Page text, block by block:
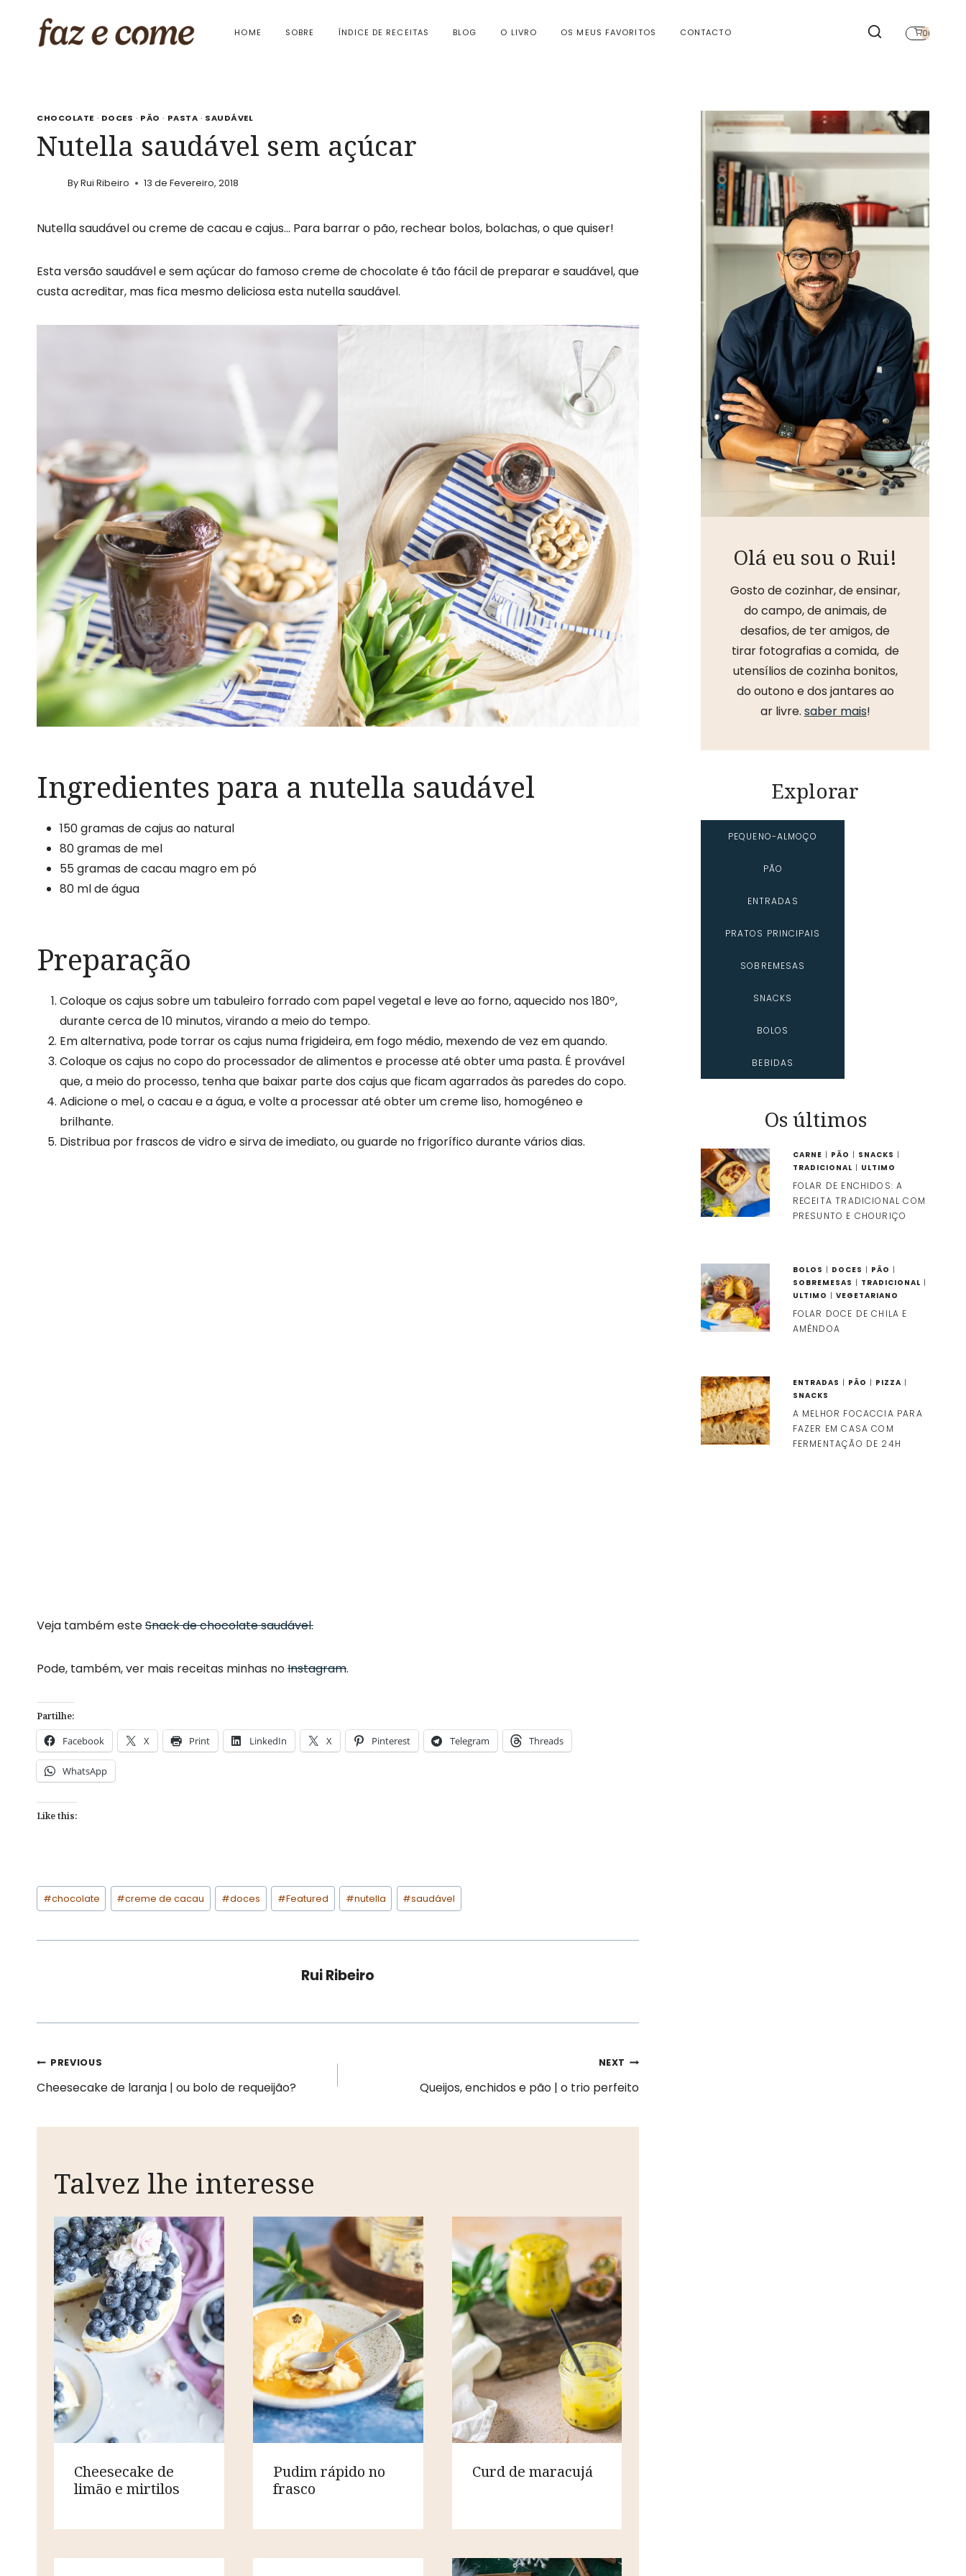
content
HOME SOBRE ÍNDICE DE RECEITAS BLOG O LIVRO OS MEUS FAVORITOS CONTACTO 0
CHOCOLATE · DOCES · PÃO · PASTA · SAUDÁVEL
Nutella saudável sem açúcar
ByRui Ribeiro 13 de Fevereiro, 2018
Nutella saudável ou creme de cacau e cajus… Para barrar o pão, rechear bolos, bolachas, o que quiser!
Esta versão saudável e sem açúcar do famoso creme de chocolate é tão fácil de preparar e saudável, que
custa acreditar, mas fica mesmo deliciosa esta nutella saudável.
Ingredientes para a nutella saudável
150 gramas de cajus ao natural
80 gramas de mel
55 gramas de cacau magro em pó
80 ml de água
Preparação
Coloque os cajus sobre um tabuleiro forrado com papel vegetal e leve ao forno, aquecido nos 180º,
durante cerca de 10 minutos, virando a meio do tempo.
Em alternativa, pode torrar os cajus numa frigideira, em fogo médio, mexendo de vez em quando.
Coloque os cajus no copo do processador de alimentos e processe até obter uma pasta. É provável
que, a meio do processo, tenha que baixar parte dos cajus que ficam agarrados às paredes do copo.
Adicione o mel, o cacau e a água, e volte a processar até obter um creme liso, homogéneo e
brilhante.
Distribua por frascos de vidro e sirva de imediato, ou guarde no frigorífico durante vários dias.
Veja também esteSnack de chocolate saudável.
Pode, também, ver mais receitas minhas noInstagram.
Partilhe:
Facebook X Print LinkedIn X Pinterest Telegram Threads
WhatsApp
Like this:
Post
Tags:
#chocolate #creme de cacau #doces #Featured #nutella #saudável
Rui Ribeiro
Navegação
de
artigos
PREVIOUS
Cheesecake de laranja | ou bolo de requeijão?
NEXT
Queijos, enchidos e pão | o trio perfeito
Talvez lhe interesse
Cheesecake de
limão e mirtilos
Pudim rápido no
frasco
Curd de maracujá
Olá eu sou o Rui!
Gosto de cozinhar, de ensinar,
do campo, de animais, de
desafios, de ter amigos, de
tirar fotografias a comida, de
utensílios de cozinha bonitos,
do outono e dos jantares ao
ar livre. saber mais!
Explorar
PEQUENO-ALMOÇO
PÃO
ENTRADAS
PRATOS PRINCIPAIS
SOBREMESAS
SNACKS
BOLOS
BEBIDAS
Os últimos
CARNE | PÃO | SNACKS |
TRADICIONAL | ULTIMO
FOLAR DE ENCHIDOS: A
RECEITA TRADICIONAL COM
PRESUNTO E CHOURIÇO
BOLOS | DOCES | PÃO |
SOBREMESAS | TRADICIONAL |
ULTIMO | VEGETARIANO
FOLAR DOCE DE CHILA E
AMÊNDOA
ENTRADAS | PÃO | PIZZA |
SNACKS
A MELHOR FOCACCIA PARA
FAZER EM CASA COM
FERMENTAÇÃO DE 24H